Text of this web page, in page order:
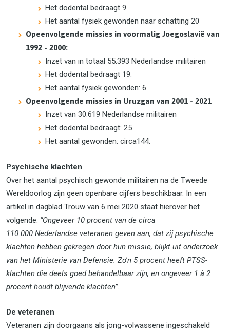
Het dodental bedraagt 9.
Het aantal fysiek gewonden naar schatting 20
Opeenvolgende missies in voormalig Joegoslavië van
1992 - 2000:
Inzet van in totaal 55.393 Nederlandse militairen
Het dodental bedraagt 19.
Het aantal fysiek gewonden: 6
Opeenvolgende missies in Uruzgan van 2001 - 2021
Inzet van 30.619 Nederlandse militairen
Het dodental bedraagt: 25
Het aantal gewonden: circa144.
Psychische klachten
Over het aantal psychisch gewonde militairen na de Tweede
Wereldoorlog zijn geen openbare cijfers beschikbaar. In een
artikel in dagblad Trouw van 6 mei 2020 staat hierover het
volgende: “Ongeveer 10 procent van de circa
110.000 Nederlandse veteranen geven aan, dat zij psychische
klachten hebben gekregen door hun missie, blijkt uit onderzoek
van het Ministerie van Defensie. Zo'n 5 procent heeft PTSS-
klachten die deels goed behandelbaar zijn, en ongeveer 1 à 2
procent houdt blijvende klachten”.
De veteranen
Veteranen zijn doorgaans als jong-volwassene ingeschakeld